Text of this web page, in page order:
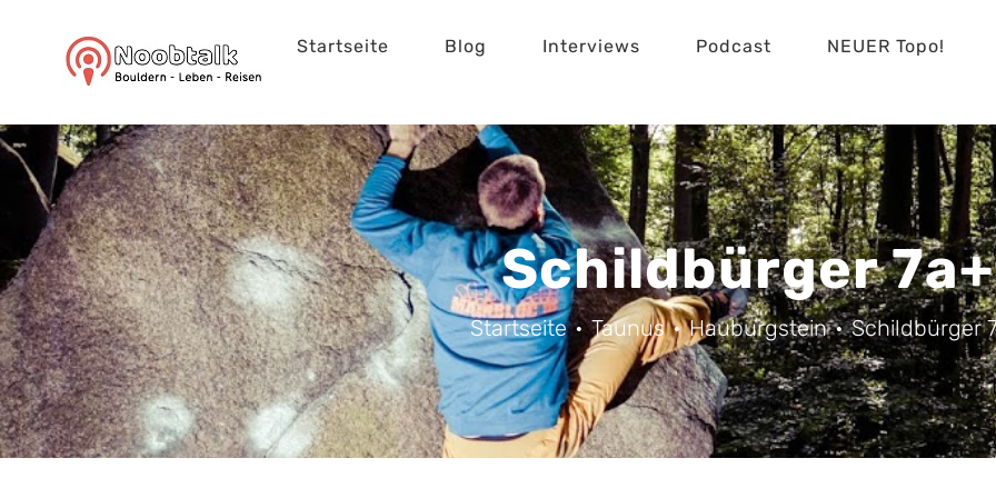
Startseite Blog Interviews Podcast NEUER Topo!
Schildbürger 7a+
Startseite Taunus Hauburgstein Schildbürger